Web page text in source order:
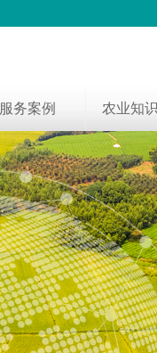
务案例 农业知